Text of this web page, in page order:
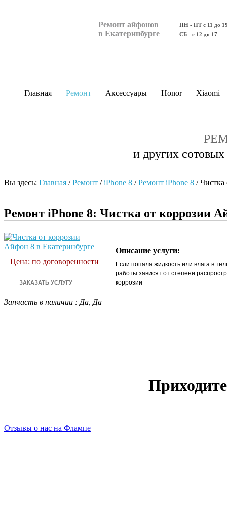
Ремонт айфонов
в Екатеринбурге
ПН - ПТ с 11 до
СБ - с 12 до 17
Главная Ремонт Аксессуары Honor Xiaomi
и других
Вы здесь: Главная /Ремонт /iPhone 8 /Ремонт iPhone 8 /Чистка
Ремонт iPhone 8: Чистка от коррозии
Цена: по договоренности
Описание услуги:
Если попала жидкость или влага в
работы зависят от степени
коррозии
Запчасть в наличии : Да, Да
Отзывы о нас на Флампе